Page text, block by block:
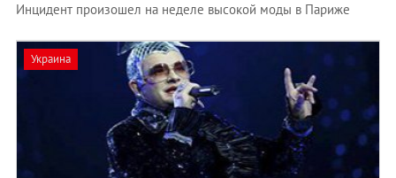
Инцидент произошел на неделе высокой моды в Париже
Украина